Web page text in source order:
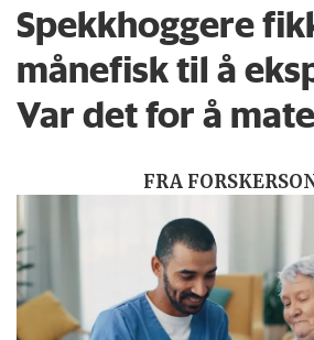
Spekkhoggere
månefisk til å
Var det for å
FRA